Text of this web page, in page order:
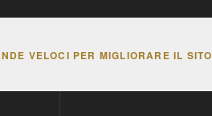
VELOCI PER MIGLIORARE IL SITO